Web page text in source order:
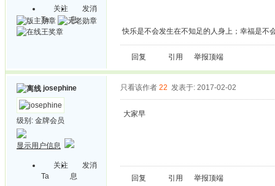
关注
Ta
发消
息
快乐是不会发生在不知足的人身上；幸福是不
回复 引用 举报顶端
josephine
级别: 金牌会员
显示用户信息
关注
Ta
发消
息
只看该作者 22 发表于: 2017-02-02
大家早
回复 引用 举报顶端